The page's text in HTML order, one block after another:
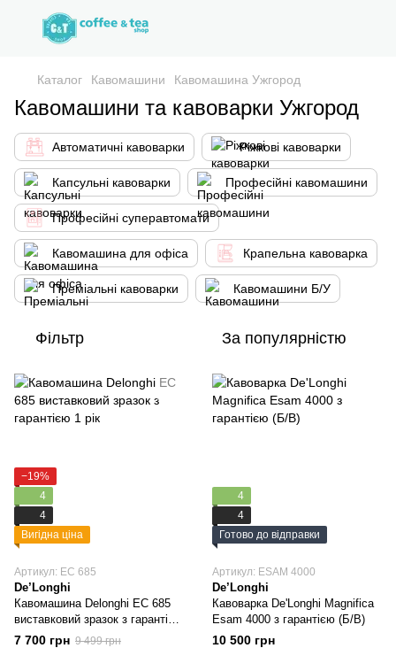
Каталог Кавомашини Кавомашина Ужгород
Кавомашини та кавоварки Ужгород
Автоматичні кавоварки Ріжкові кавоварки
Капсульні кавоварки Професійні кавомашини
Професійні суперавтомати
Кавомашина для офіса Крапельна кавоварка
Преміальні кавоварки Кавомашини Б/У
Фільтр За популярністю
−19%
4
4
Вигідна ціна
Артикул: EC 685
De’Longhi
Кавомашина Delonghi EC 685
виставковий зразок з гарантією
1 рік
7 700 грн 9 499 грн
4
4
Готово до відправки
Артикул: ESAM 4000
De’Longhi
Кавоварка De'Longhi Magnifica
Esam 4000 з гарантією (Б/В)
10 500 грн